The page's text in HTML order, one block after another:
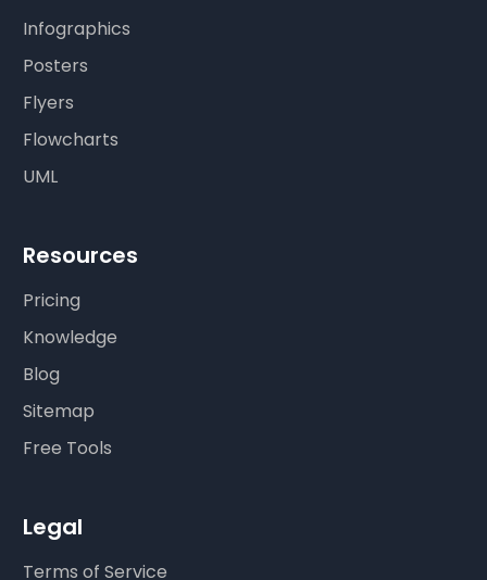
Infographics
Posters
Flyers
Flowcharts
UML
Resources
Pricing
Knowledge
Blog
Sitemap
Free Tools
Legal
Terms of Service